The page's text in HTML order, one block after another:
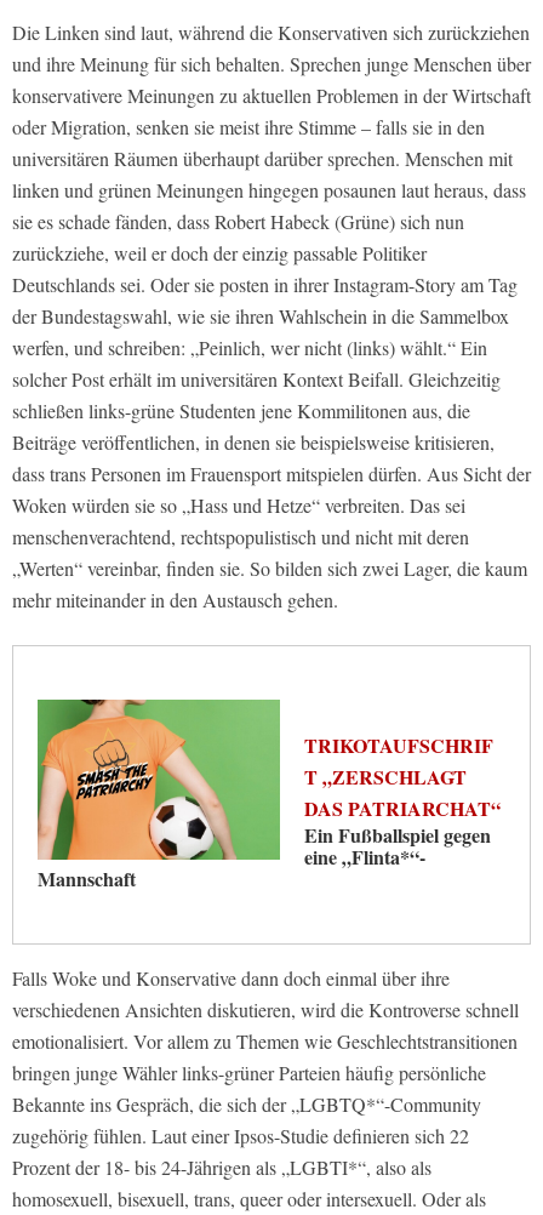
Die Linken sind laut, während die Konservativen sich zurückziehen
und ihre Meinung für sich behalten. Sprechen junge Menschen über
konservativere Meinungen zu aktuellen Problemen in der Wirtschaft
oder Migration, senken sie meist ihre Stimme – falls sie in den
universitären Räumen überhaupt darüber sprechen. Menschen mit
linken und grünen Meinungen hingegen posaunen laut heraus, dass
sie es schade fänden, dass Robert Habeck (Grüne) sich nun
zurückziehe, weil er doch der einzig passable Politiker
Deutschlands sei. Oder sie posten in ihrer Instagram-Story am Tag
der Bundestagswahl, wie sie ihren Wahlschein in die Sammelbox
werfen, und schreiben: „Peinlich, wer nicht (links) wählt.“ Ein
solcher Post erhält im universitären Kontext Beifall. Gleichzeitig
schließen links-grüne Studenten jene Kommilitonen aus, die
Beiträge veröffentlichen, in denen sie beispielsweise kritisieren,
dass trans Personen im Frauensport mitspielen dürfen. Aus Sicht der
Woken würden sie so „Hass und Hetze“ verbreiten. Das sei
menschenverachtend, rechtspopulistisch und nicht mit deren
„Werten“ vereinbar, finden sie. So bilden sich zwei Lager, die kaum
mehr miteinander in den Austausch gehen.
TRIKOTAUFSCHRIF
T „ZERSCHLAGT
DAS PATRIARCHAT“
Ein Fußballspiel gegen
eine „Flinta*“-
Mannschaft
Falls Woke und Konservative dann doch einmal über ihre
verschiedenen Ansichten diskutieren, wird die Kontroverse schnell
emotionalisiert. Vor allem zu Themen wie Geschlechtstransitionen
bringen junge Wähler links-grüner Parteien häufig persönliche
Bekannte ins Gespräch, die sich der „LGBTQ*“-Community
zugehörig fühlen. Laut einer Ipsos-Studie definieren sich 22
Prozent der 18- bis 24-Jährigen als „LGBTI*“, also als
homosexuell, bisexuell, trans, queer oder intersexuell. Oder als